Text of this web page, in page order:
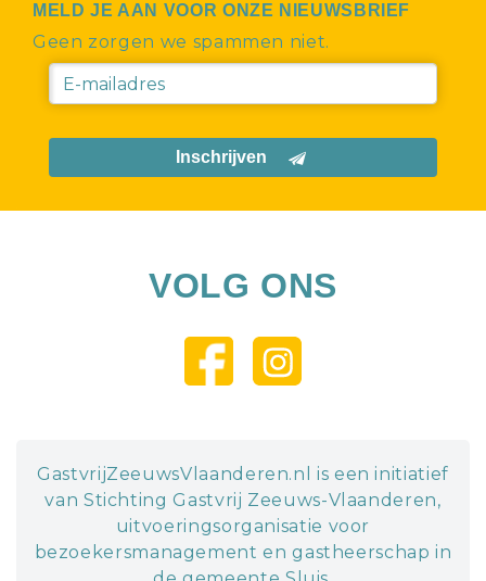
MELD JE AAN VOOR ONZE NIEUWSBRIEF
Geen zorgen we spammen niet.
Inschrijven
VOLG ONS
GastvrijZeeuwsVlaanderen.nl is een initiatief
van Stichting Gastvrij Zeeuws-Vlaanderen,
uitvoeringsorganisatie voor
bezoekersmanagement en gastheerschap in